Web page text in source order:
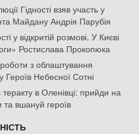
Гідності взяв участь у
Майдану Андрія Парубія
у відкритій розмові. У Києві
Ростислава Прокопюка
роботи з облаштування
Героїв Небесної Сотні
в Оленівці: прийди на
та вшануй героїв